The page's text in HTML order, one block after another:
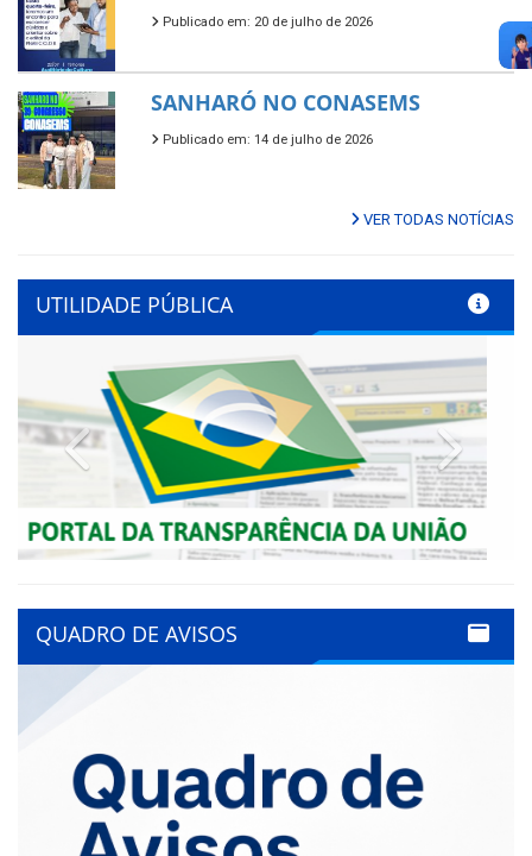
Publicado em: 20 de julho de 2026
SANHARÓ NO CONASEMS
Publicado em: 14 de julho de 2026
VER TODAS NOTÍCIAS
UTILIDADE PÚBLICA
Previous
QUADRO DE AVISOS